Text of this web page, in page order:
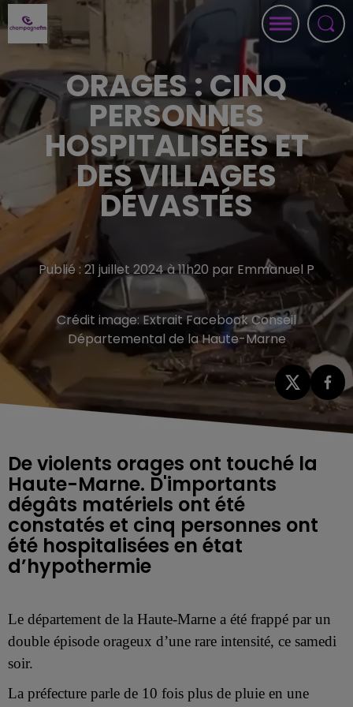
ORAGES : CINQ
PERSONNES
HOSPITALISÉES ET
DES VILLAGES
DÉVASTÉS
Publié : 21 juillet 2024 à 11h20 par Emmanuel P
Crédit image: Extrait Facebook Conseil
Départemental de la Haute-Marne
De violents orages ont touché la
Haute-Marne. D'importants
dégâts matériels ont été
constatés et cinq personnes ont
été hospitalisées en état
Le département de la Haute-Marne a été frappé par un
double épisode orageux d’une rare intensité, ce samedi
soir.
La préfecture parle de 10 fois plus de pluie en une